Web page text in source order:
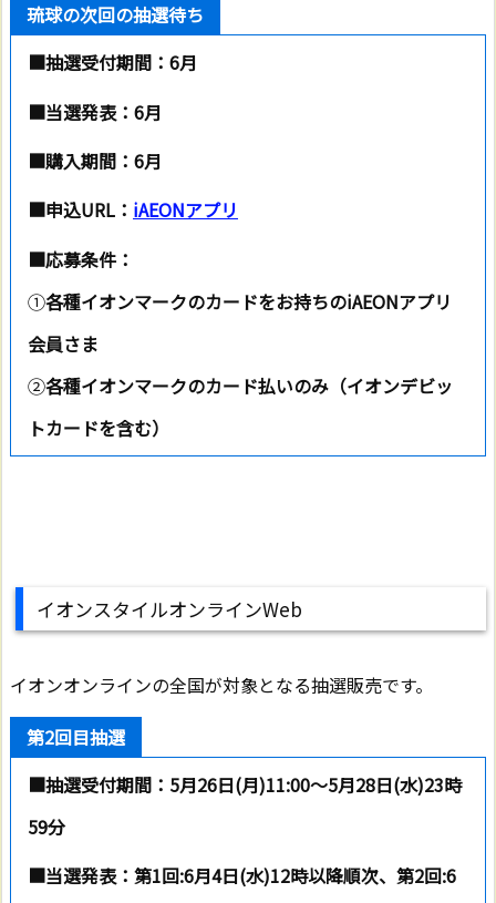
琉球の次回の抽選待ち
■抽選受付期間：6月
■当選発表： 6月
■購入期間： 6月
■申込URL： iAEONアプリ
■応募条件：
①各種イオンマークのカードをお持ちのiAEONアプリ
会員さま
②各種イオンマークのカード払いのみ（イオンデビッ
トカードを含む）
イオンスタイルオンラインWeb
イオンオンラインの全国が対象となる抽選販売です。
第2回目抽選
■抽選受付期間：5月26日(月)11:00～5月28日(水)23時
59分
■当選発表： 第1回:6月4日(水)12時以降順次、第2回:6